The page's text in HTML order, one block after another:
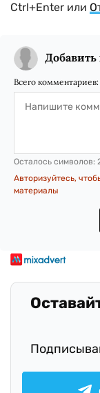
Ctrl+Enter или
Всего комментариев:
Осталось символов:
Авторизуйтесь,
материалы